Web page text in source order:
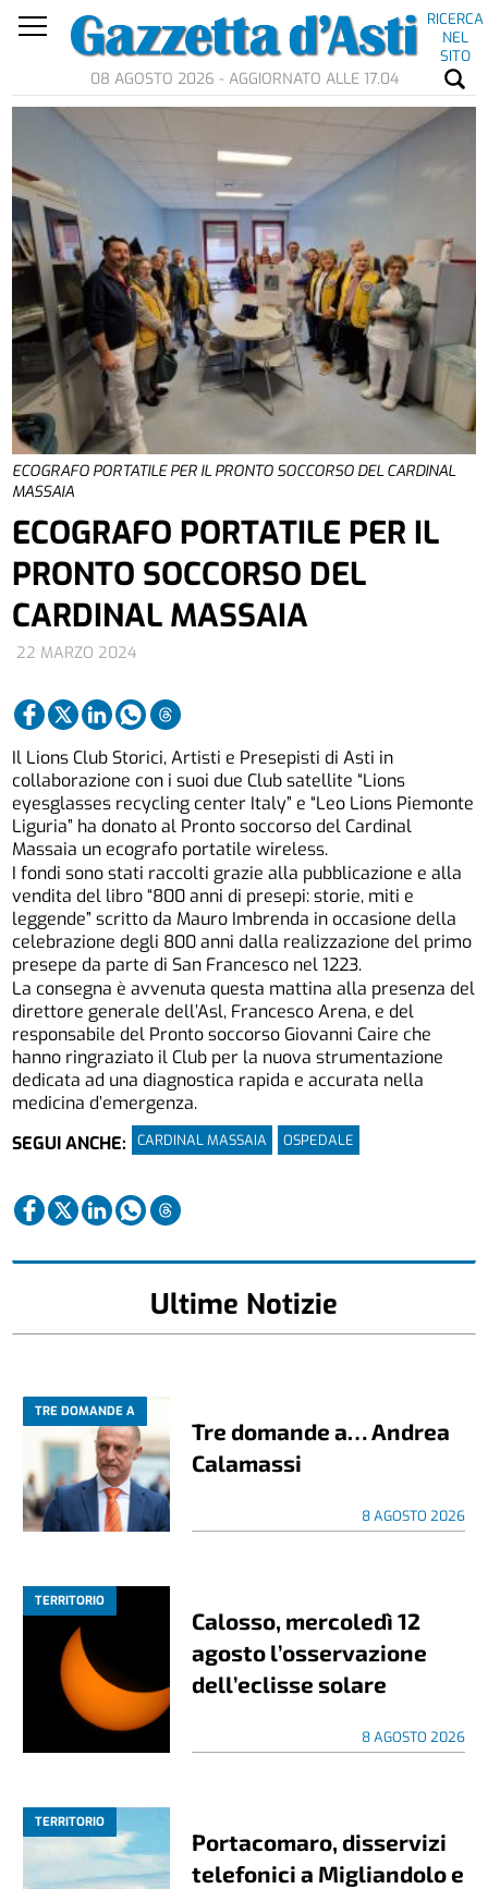
RICERCA
NEL
SITO
08 AGOSTO 2026 - AGGIORNATO ALLE 17.04
ECOGRAFO PORTATILE PER IL PRONTO SOCCORSO DEL CARDINAL
MASSAIA
22 MARZO 2024
ECOGRAFO PORTATILE PER IL
PRONTO SOCCORSO DEL
CARDINAL MASSAIA
Il Lions Club Storici, Artisti e Presepisti di Asti in
collaborazione con i suoi due Club satellite “Lions
eyesglasses recycling center Italy” e “Leo Lions Piemonte
Liguria” ha donato al Pronto soccorso del Cardinal
Massaia un ecografo portatile wireless.
I fondi sono stati raccolti grazie alla pubblicazione e alla
vendita del libro “800 anni di presepi: storie, miti e
leggende” scritto da Mauro Imbrenda in occasione della
celebrazione degli 800 anni dalla realizzazione del primo
presepe da parte di San Francesco nel 1223.
La consegna è avvenuta questa mattina alla presenza del
direttore generale dell’Asl, Francesco Arena, e del
responsabile del Pronto soccorso Giovanni Caire che
hanno ringraziato il Club per la nuova strumentazione
dedicata ad una diagnostica rapida e accurata nella
medicina d’emergenza.
SEGUI ANCHE:
CARDINAL MASSAIA OSPEDALE
Ultime Notizie
TRE DOMANDE A
Tre domande a… Andrea
Calamassi
8 AGOSTO 2026
TERRITORIO
Calosso, mercoledì 12
agosto l’osservazione
dell’eclisse solare
8 AGOSTO 2026
TERRITORIO
Portacomaro, disservizi
telefonici a Migliandolo e